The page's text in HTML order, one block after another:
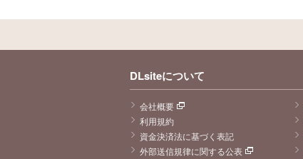
DLsiteについて
会社概要
利用規約
資金決済法に基づく表記
外部送信規律に関する公表